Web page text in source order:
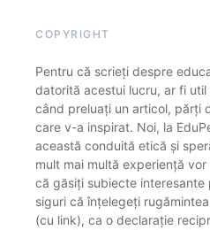
COPYRIGHT
Pentru că scrieți despre
datorită acestui lucru, ar fi
când preluați un articol, părți
care v-a inspirat. Noi, la
această conduită etică și
mult mai multă experiență
că găsiți subiecte interesante
siguri că înțelegeți
(cu link), ca o declarație